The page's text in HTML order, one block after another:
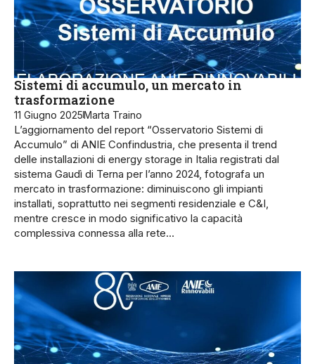
Sistemi di accumulo, un mercato in
trasformazione
11 Giugno 2025Marta Traino
L’aggiornamento del report “Osservatorio Sistemi di
Accumulo” di ANIE Confindustria, che presenta il trend
delle installazioni di energy storage in Italia registrati dal
sistema Gaudì di Terna per l’anno 2024, fotografa un
mercato in trasformazione: diminuiscono gli impianti
installati, soprattutto nei segmenti residenziale e C&I,
mentre cresce in modo significativo la capacità
complessiva connessa alla rete…